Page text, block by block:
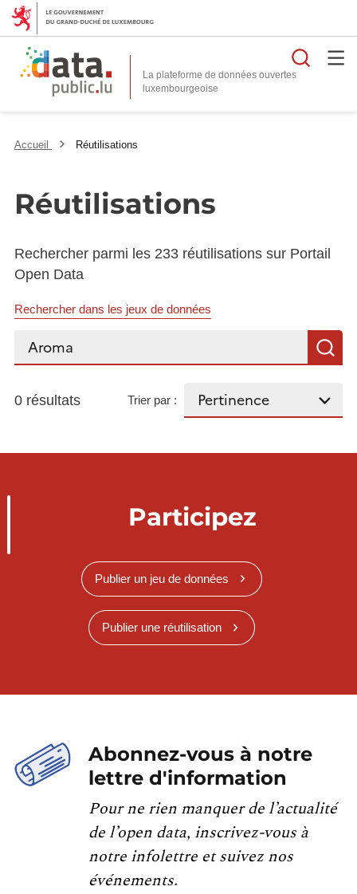
La plateforme de données ouvertes
Accueil Réutilisations
Réutilisations
Rechercher parmi les 233 réutilisations sur Portail
Open Data
Rechercher dans les jeux de données
Rechercher...
0 résultats Trier par :
Participez
Publier un jeu de données
Publier une réutilisation
Abonnez-vous à notre
lettre d'information
Pour ne rien manquer de l’actualité
de l’open data, inscrivez-vous à
notre infolettre et suivez nos
événements.